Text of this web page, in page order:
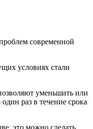
современной
условиях стали
уменьшить или
раз в течение срока
это можно сделать,